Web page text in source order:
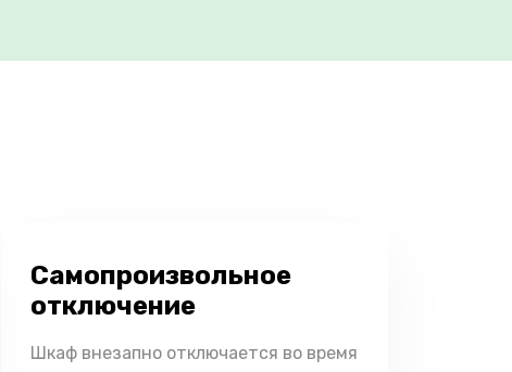
Самопроизвольное
отключение
Шкаф внезапно отключается во время